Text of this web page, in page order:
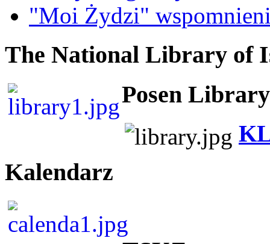
"Moi Żydzi"
The National Library of
Posen Library
Kalendarz